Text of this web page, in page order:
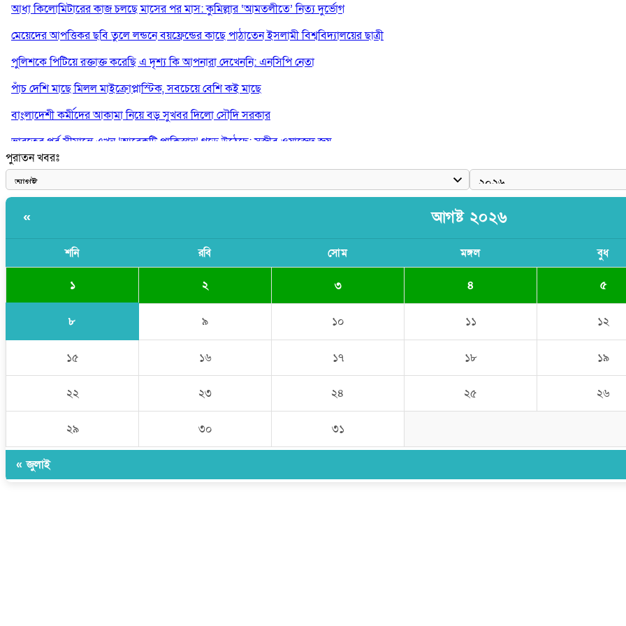
আধা কিলোমিটারের কাজ চলছে মাসের পর মাস: কুমিল্লার ‘আমতলীতে’ নিত্য দুর্ভোগ
মেয়েদের আপত্তিকর ছবি তুলে লন্ডনে বয়ফ্রেন্ডের কাছে পাঠাতেন ইসলামী বিশ্ববিদ্যালয়ের ছাত্রী
পুলিশকে পিটিয়ে রক্তাক্ত করেছি এ দৃশ্য কি আপনারা দেখেননি: এনসিপি নেতা
পাঁচ দেশি মাছে মিলল মাইক্রোপ্লাস্টিক, সবচেয়ে বেশি কই মাছে
বাংলাদেশী কর্মীদের আকামা নিয়ে বড় সুখবর দিলো সৌদি সরকার
ভারতের পূর্ব সীমান্তে এখন ‘আরেকটি পাকিস্তান’ গড়ে উঠেছে: সজীব ওয়াজেদ জয়
সাকিব আল হাসানের বাড়িতে আগুন, পেট্রলবোমা বিস্ফোরণ
পুরাতন খবরঃ
« আগষ্ট ২০২৬
শনি রবি সোম মঙ্গল বুধ
১ ২ ৩ ৪ ৫
৮ ৯ ১০ ১১ ১২
১৫ ১৬ ১৭ ১৮ ১৯
২২ ২৩ ২৪ ২৫ ২৬
২৯ ৩০ ৩১
« জুলাই